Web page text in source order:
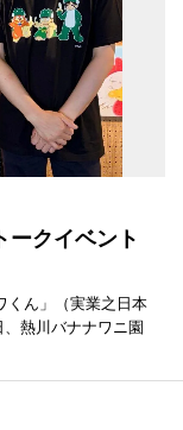
ークイベント
くん」（実業之日本
熱川バナナワニ園